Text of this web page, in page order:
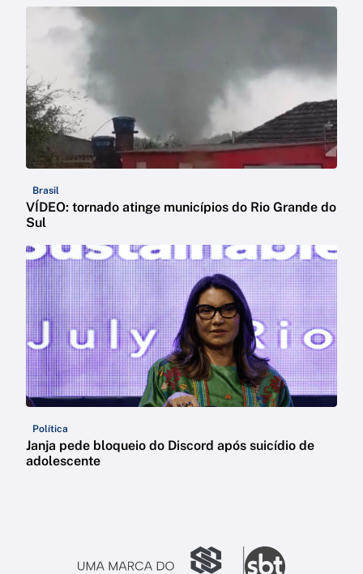
Brasil
VÍDEO: tornado atinge municípios do Rio Grande do
Sul
Política
Janja pede bloqueio do Discord após suicídio de
adolescente